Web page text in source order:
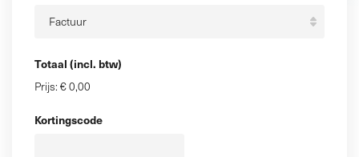
Totaal (incl. btw)
Prijs: € 0,00
Kortingscode